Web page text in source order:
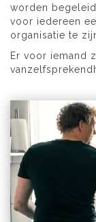
worden
voor iedereen
organisatie te
Er voor iemand